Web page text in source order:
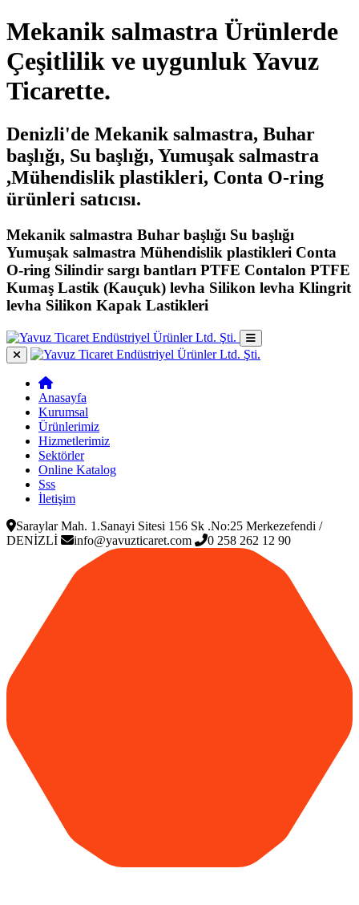
Mekanik salmastra Ürünlerde
Çeşitlilik ve uygunluk Yavuz
Ticarette.
Denizli'de Mekanik salmastra, Buhar
başlığı, Su başlığı, Yumuşak salmastra
,Mühendislik plastikleri, Conta O-ring
ürünleri satıcısı.
Mekanik salmastra Buhar başlığı Su başlığı
Yumuşak salmastra Mühendislik plastikleri Conta
O-ring Silindir sargı bantları PTFE Contalon PTFE
Kumaş Lastik (Kauçuk) levha Silikon levha Klingrit
levha Silikon Kapak Lastikleri
Anasayfa
Kurumsal
Ürünlerimiz
Hizmetlerimiz
Sektörler
Online Katalog
Sss
İletişim
Saraylar Mah. 1.Sanayi Sitesi 156 Sk .No:25 Merkezefendi /
DENİZLİ
info@yavuzticaret.com 0 258 262 12 90